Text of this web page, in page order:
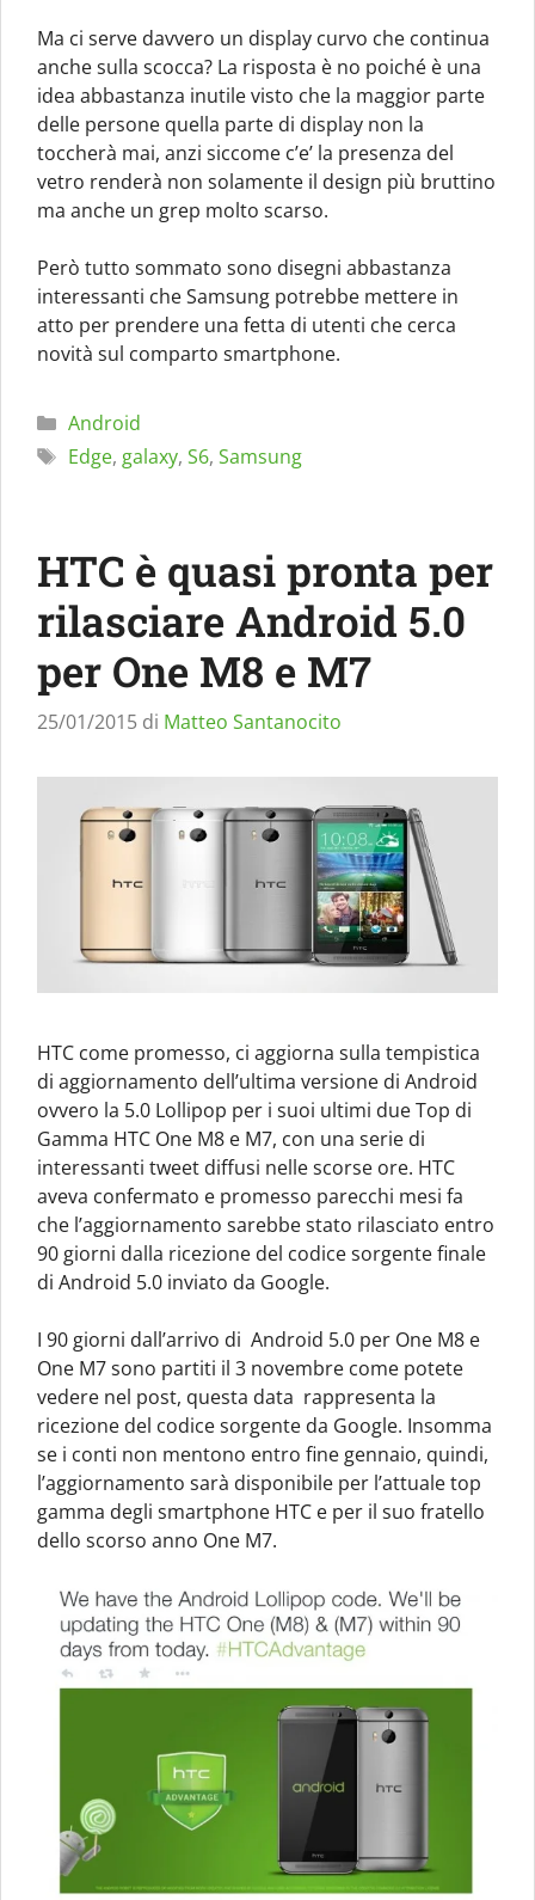
Ma ci serve davvero un display curvo che continua
anche sulla scocca? La risposta è no poiché è una
idea abbastanza inutile visto che la maggior parte
delle persone quella parte di display non la
toccherà mai, anzi siccome c’e’ la presenza del
vetro renderà non solamente il design più bruttino
ma anche un grep molto scarso.
Però tutto sommato sono disegni abbastanza
interessanti che Samsung potrebbe mettere in
atto per prendere una fetta di utenti che cerca
novità sul comparto smartphone.
Categorie
Android
Tag
Edge, galaxy, S6, Samsung
HTC è quasi pronta per
rilasciare Android 5.0
per One M8 e M7
25/01/2015 di Matteo Santanocito
HTC come promesso, ci aggiorna sulla tempistica
di aggiornamento dell’ultima versione di Android
ovvero la 5.0 Lollipop per i suoi ultimi due Top di
Gamma HTC One M8 e M7, con una serie di
interessanti tweet diffusi nelle scorse ore. HTC
aveva confermato e promesso parecchi mesi fa
che l’aggiornamento sarebbe stato rilasciato entro
90 giorni dalla ricezione del codice sorgente finale
di Android 5.0 inviato da Google.
I 90 giorni dall’arrivo di Android 5.0 per One M8 e
One M7 sono partiti il 3 novembre come potete
vedere nel post, questa data rappresenta la
ricezione del codice sorgente da Google. Insomma
se i conti non mentono entro fine gennaio, quindi,
l’aggiornamento sarà disponibile per l’attuale top
gamma degli smartphone HTC e per il suo fratello
dello scorso anno One M7.